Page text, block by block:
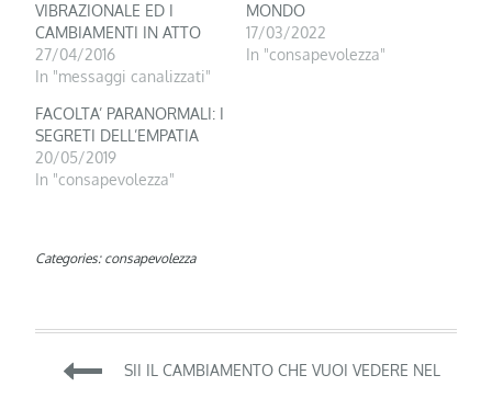
VIBRAZIONALE ED I
CAMBIAMENTI IN ATTO
27/04/2016
In "messaggi canalizzati"
MONDO
17/03/2022
In "consapevolezza"
FACOLTA’ PARANORMALI: I
SEGRETI DELL’EMPATIA
20/05/2019
In "consapevolezza"
Categories: consapevolezza
Navigazione
SII IL CAMBIAMENTO CHE VUOI VEDERE NEL